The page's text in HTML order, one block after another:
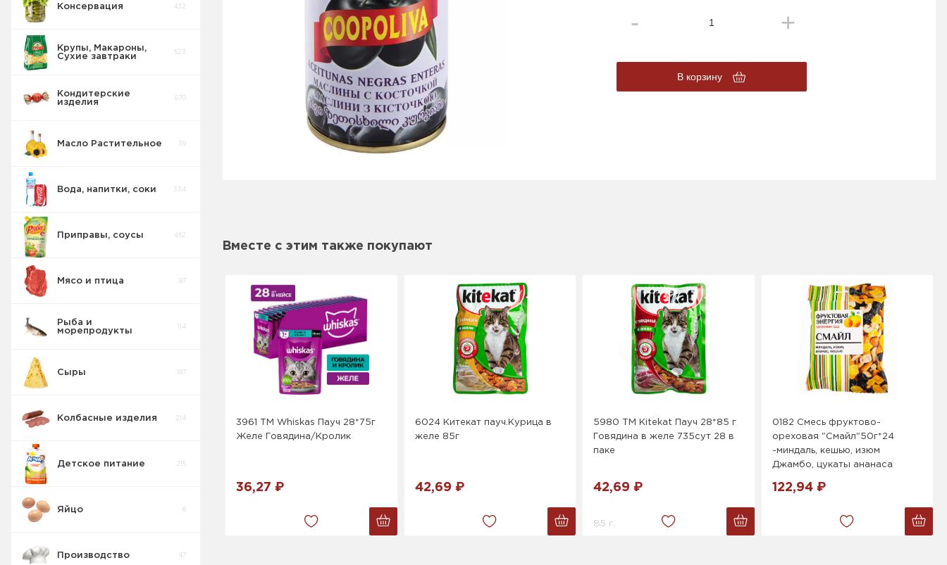
Консервация 432
Консервы
Консервы
Консервы
Сгущенка
Консервы
Консервы
Соленья
Крупы, Макароны,
Сухие завтраки
523
Кондитерские
изделия
670
Масло Растительное 39
Вода, напитки, соки 334
Приправы, соусы 452
Мясо и птица 87
Рыба и
морепродукты
114
Сыры 187
Колбасные изделия 214
Детское питание 215
Яйцо 6
Производство 47
В корзину
Вместе с этим также покупают
3961 ТМ Whiskas Пауч 28*75г
Желе Говядина/Кролик
36,27 ₽
6024 Китекат пауч.Курица в
желе 85г
42,69 ₽
5980 ТМ Kitekat Пауч 28*85 г
Говядина в желе 735сут 28 в
паке
42,69 ₽
85 г.
0182 Смесь фруктово-
ореховая "Смайл"50г*24
-миндаль, кешью, изюм
Джамбо, цукаты ананаса
122,94 ₽